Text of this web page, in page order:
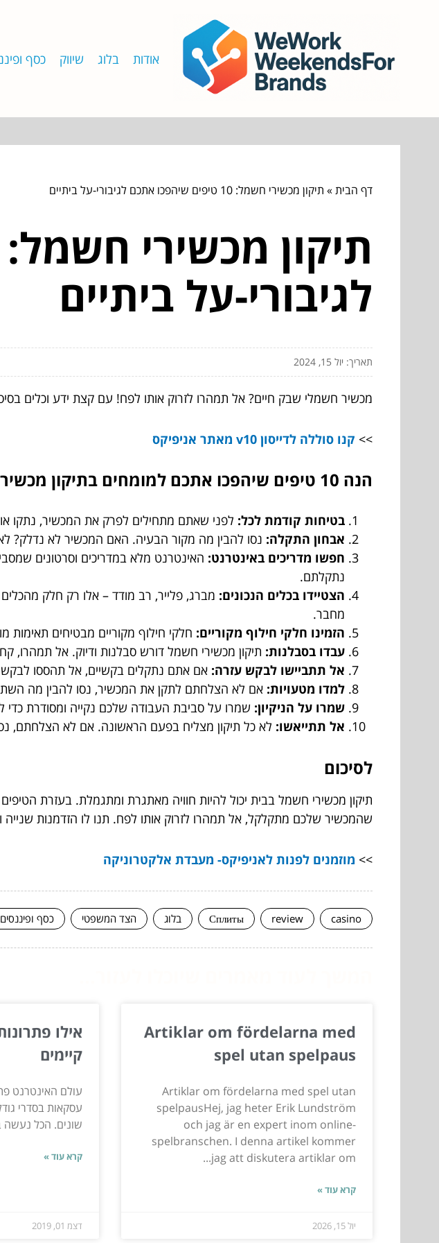
אודות בלוג שיווק כסף
דף הבית» תיקון מכשירי חשמל: 10 טיפים שיהפכו אתכם לגיבורי-על ביתיים
לגיבורי-על ביתיים
תאריך: יול 15, 2024
מכשיר חשמלי שבק חיים? אל תמהרו לזרוק אותו לפח! עם קצת ידע וכלים
>> קנו סוללה לדייסון v10 מאתר אניפיקס
הנה 10 טיפים שיהפכו אתכם למומחים בתיקון מכשירי חשמל ביתיים:
בטיחות קודמת לכל: לפני שאתם מתחילים לפרק את המכשיר, נתקו
אבחון התקלה: נסו להבין מה מקור הבעיה. האם המכשיר לא נדלק?
חפשו מדריכים באינטרנט: האינטרנט מלא במדריכים וסרטונים
נתקלתם.
הצטיידו בכלים הנכונים: מברג, פלייר, רב מודד – אלו רק חלק
מחבר.
הזמינו חלקי חילוף מקוריים: חלקי חילוף מקוריים מבטיחים
עבדו בסבלנות: תיקון מכשירי חשמל דורש סבלנות ודיוק. אל תמהרו,
אל תתביישו לבקש עזרה: אם אתם נתקלים בקשיים, אל תהססו
למדו מטעויות: אם לא הצלחתם לתקן את המכשיר, נסו להבין מה
שמרו על הניקיון: שמרו על סביבת העבודה שלכם נקייה ומסודרת כדי
אל תתייאשו: לא כל תיקון מצליח בפעם הראשונה. אם לא הצלחתם,
לסיכום
תיקון מכשירי חשמל בבית יכול להיות חוויה מאתגרת ומתגמלת. בעזרת
שהמכשיר שלכם מתקלקל, אל תמהרו לזרוק אותו לפח. תנו לו הזדמנות
>> מוזמנים לפנות לאניפיקס- מעבדת אלקטרוניקה
casino
review
Сплиты בלוג הצד המשפטי כסף ופיננסים
Artiklar om fördelarna med
spel utan spelpaus
Artiklar om fördelarna med spel utan
spelpausHej, jag heter Erik Lundström
och jag är en expert inom online-
spelbranschen. I denna artikel kommer
jag att diskutera artiklar om...
קרא עוד »
יול 15, 2026
אילו
קיימים
עולם האינטרנט
עסקאות בסדרי
שונים. הכל נעשה
קרא עוד »
דצמ 01, 2019